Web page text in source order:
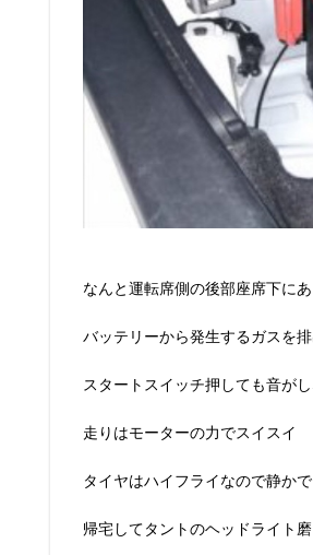
なんと運転席側の後部座席下に
バッテリーから発生するガスを
スタートスイッチ押しても音が
走りはモーターの力でスイスイ
タイヤはハイフライなので静か
帰宅してタントのヘッドライト